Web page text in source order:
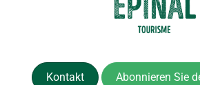
Kontakt Abonnieren Sie